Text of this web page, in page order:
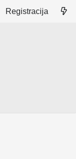
Registracija